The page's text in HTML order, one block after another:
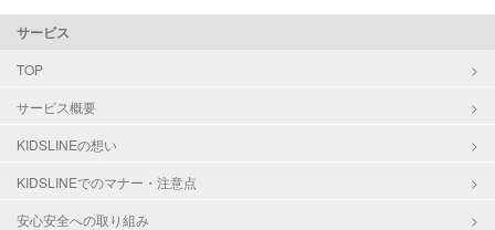
サービス
TOP
サービス概要
KIDSLINEの想い
KIDSLINEでのマナー・注意点
安心安全への取り組み